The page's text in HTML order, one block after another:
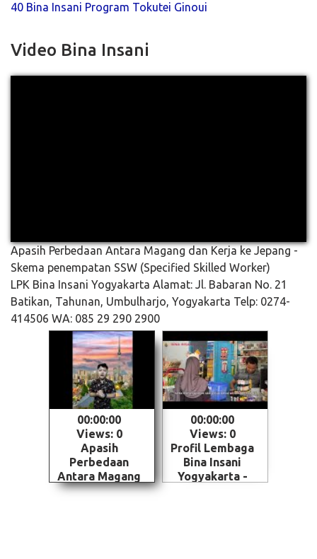
40 Bina Insani Program Tokutei Ginoui
Video Bina Insani
Apasih Perbedaan Antara Magang dan Kerja ke Jepang -
Skema penempatan SSW (Specified Skilled Worker)
LPK Bina Insani Yogyakarta Alamat: Jl. Babaran No. 21
Batikan, Tahunan, Umbulharjo, Yogyakarta Telp: 0274-
414506 WA: 085 29 290 2900
00:00:00
Views: 0
Apasih
Perbedaan
Antara Magang
dan Kerja ke
00:00:00
Views: 0
Profil Lembaga
Bina Insani
Yogyakarta -